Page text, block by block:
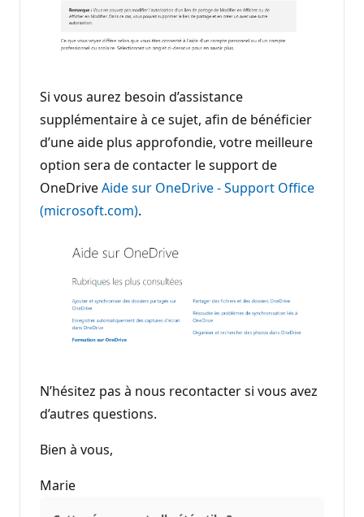
Si vous aurez besoin d’assistance
supplémentaire à ce sujet, afin de bénéficier
d’une aide plus approfondie, votre meilleure
option sera de contacter le support de
OneDriveAide sur OneDrive - Support Office
(microsoft.com).
N’hésitez pas à nous recontacter si vous avez
d’autres questions.
Bien à vous,
Marie